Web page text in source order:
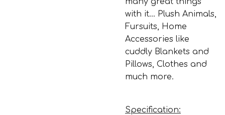
with it... Plush Animals,
Fursuits, Home
Accessories like
cuddly Blankets and
Pillows, Clothes and
much more.
Specification: